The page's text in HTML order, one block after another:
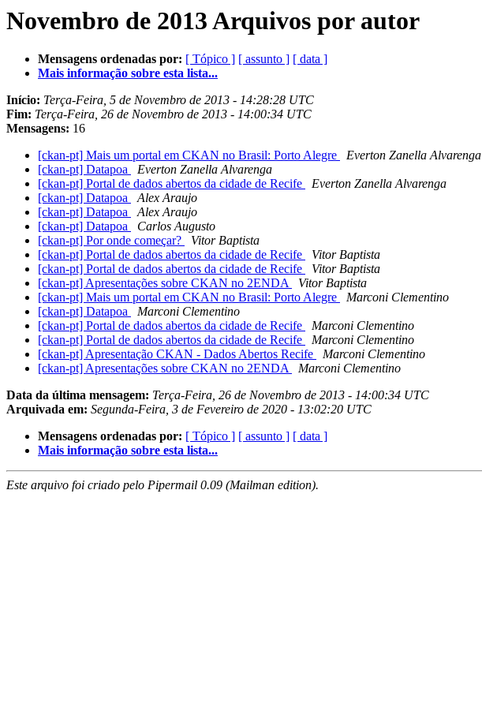
Novembro de 2013 Arquivos por autor
Mensagens ordenadas por: [ Tópico ] [ assunto ] [ data ]
Mais informação sobre esta lista...
Início: Terça-Feira, 5 de Novembro de 2013 - 14:28:28 UTC
Fim: Terça-Feira, 26 de Novembro de 2013 - 14:00:34 UTC
Mensagens: 16
[ckan-pt] Mais um portal em CKAN no Brasil: Porto Alegre
Everton Zanella Alvarenga
[ckan-pt] Datapoa
Everton Zanella Alvarenga
[ckan-pt] Portal de dados abertos da cidade de Recife
Everton Zanella Alvarenga
[ckan-pt] Datapoa
Alex Araujo
[ckan-pt] Datapoa
Alex Araujo
[ckan-pt] Datapoa
Carlos Augusto
[ckan-pt] Por onde começar?
Vitor Baptista
[ckan-pt] Portal de dados abertos da cidade de Recife
Vitor Baptista
[ckan-pt] Portal de dados abertos da cidade de Recife
Vitor Baptista
[ckan-pt] Apresentações sobre CKAN no 2ENDA
Vitor Baptista
[ckan-pt] Mais um portal em CKAN no Brasil: Porto Alegre
Marconi Clementino
[ckan-pt] Datapoa
Marconi Clementino
[ckan-pt] Portal de dados abertos da cidade de Recife
Marconi Clementino
[ckan-pt] Portal de dados abertos da cidade de Recife
Marconi Clementino
[ckan-pt] Apresentação CKAN - Dados Abertos Recife
Marconi Clementino
[ckan-pt] Apresentações sobre CKAN no 2ENDA
Marconi Clementino
Data da última mensagem: Terça-Feira, 26 de Novembro de 2013 - 14:00:34 UTC
Arquivada em: Segunda-Feira, 3 de Fevereiro de 2020 - 13:02:20 UTC
Mensagens ordenadas por: [ Tópico ] [ assunto ] [ data ]
Mais informação sobre esta lista...
Este arquivo foi criado pelo Pipermail 0.09 (Mailman edition).